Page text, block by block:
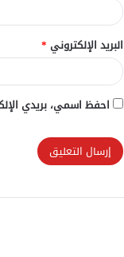
البريد الإلكتروني *
احفظ اسمي، بريدي